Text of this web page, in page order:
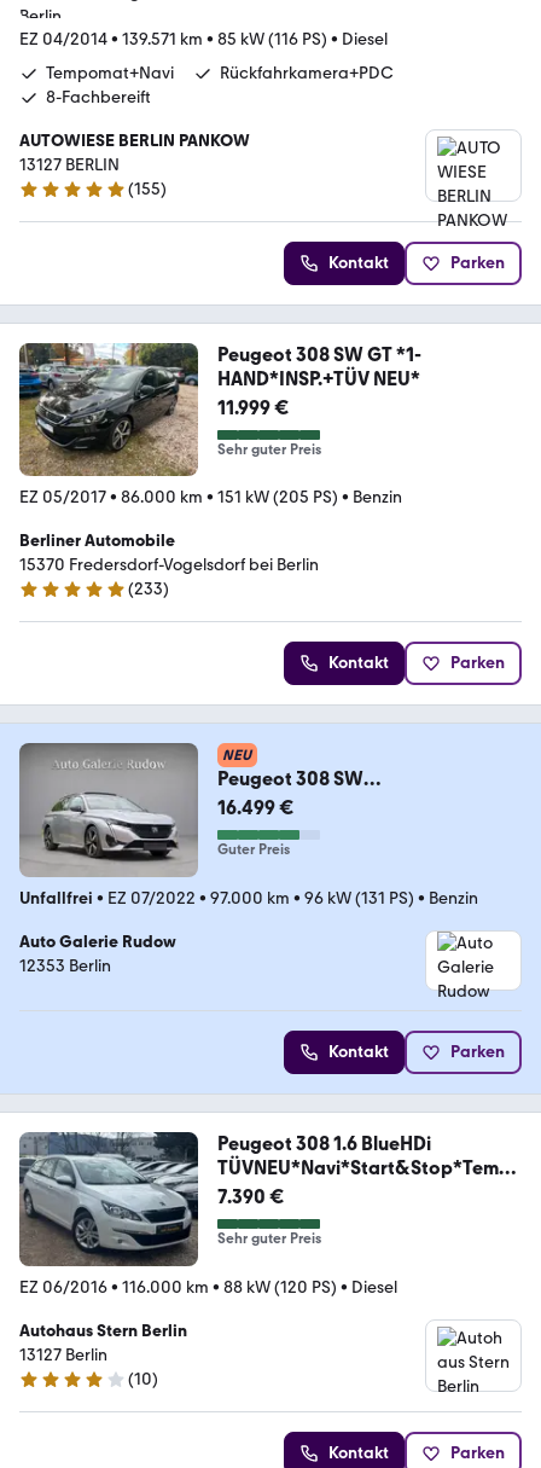
EZ 04/2014• 139.571 km • 85 kW (116 PS) • Diesel
Tempomat+Navi
Rückfahrkamera+PDC
8-Fachbereift
AUTOWIESE BERLIN PANKOW
13127 BERLIN
4.9 Sterne
(155)
Kontakt Parken
Peugeot 308 SW GT *1-
HAND*INSP.+TÜV NEU*
11.999 €
Sehr guter Preis
EZ 05/2017• 86.000 km • 151 kW (205 PS) • Benzin
Berliner Automobile
15370 Fredersdorf-Vogelsdorf bei Berlin
4.9 Sterne
(233)
Kontakt Parken
NEU
Peugeot 308 SW
GT/Pano/Kamera/Focal/Memory
16.499 €
Guter Preis
Unfallfrei • EZ 07/2022 • 97.000 km • 96 kW (131 PS) • Benzin
Auto Galerie Rudow
12353 Berlin
Kontakt Parken
Peugeot 308 1.6 BlueHDi
TÜVNEU*Navi*Start&Stop*Temp
o*PDC
7.390 €
Sehr guter Preis
EZ 06/2016• 116.000 km • 88 kW (120 PS) • Diesel
Autohaus Stern Berlin
13127 Berlin
3.9 Sterne
(10)
Kontakt Parken